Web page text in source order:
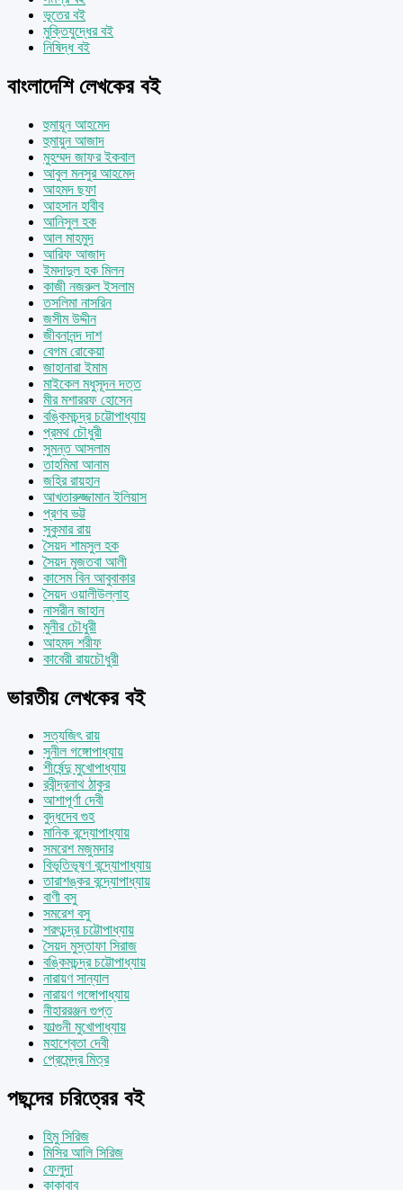
ভূতের বই
মুক্তিযুদ্ধের বই
নিষিদ্ধ বই
বাংলাদেশি লেখকের বই
হুমায়ূন আহমেদ
হুমায়ুন আজাদ
মুহম্মদ জাফর ইকবাল
আবুল মনসুর আহমেদ
আহমদ ছফা
আহসান হাবীব
আনিসুল হক
আল মাহমুদ
আরিফ আজাদ
ইমদাদুল হক মিলন
কাজী নজরুল ইসলাম
তসলিমা নাসরিন
জসীম উদ্দীন
জীবনানন্দ দাশ
বেগম রোকেয়া
জাহানারা ইমাম
মাইকেল মধুসূদন দত্ত
মীর মশাররফ হোসেন
বঙ্কিমচন্দ্র চট্টোপাধ্যায়
প্রমথ চৌধুরী
সুমন্ত আসলাম
তাহমিমা আনাম
জহির রায়হান
আখতারুজ্জামান ইলিয়াস
প্রণব ভট্ট
সুকুমার রায়
সৈয়দ শামসুল হক
সৈয়দ মুজতবা আলী
কাসেম বিন আবুবাকার
সৈয়দ ওয়ালীউল্লাহ
নাসরীন জাহান
মুনীর চৌধুরী
আহমদ শরীফ
কাবেরী রায়চৌধুরী
ভারতীয় লেখকের বই
সত্যজিৎ রায়
সুনীল গঙ্গোপাধ্যায়
শীর্ষেন্দু মুখোপাধ্যায়
রবীন্দ্রনাথ ঠাকুর
আশাপূর্ণা দেবী
বুদ্ধদেব গুহ
মানিক বন্দ্যোপাধ্যায়
সমরেশ মজুমদার
বিভূতিভূষণ বন্দ্যোপাধ্যায়
তারাশঙ্কর বন্দ্যোপাধ্যায়
বাণী বসু
সমরেশ বসু
শরৎচন্দ্র চট্টোপাধ্যায়
সৈয়দ মুস্তাফা সিরাজ
বঙ্কিমচন্দ্র চট্টোপাধ্যায়
নারায়ণ সান্যাল
নারায়ণ গঙ্গোপাধ্যায়
নীহাররঞ্জন গুপ্ত
ফাল্গুনী মুখোপাধ্যায়
মহাশ্বেতা দেবী
প্রেমেন্দ্র মিত্র
পছন্দের চরিত্রের বই
হিমু সিরিজ
মিসির আলি সিরিজ
ফেলুদা
কাকাবাবু